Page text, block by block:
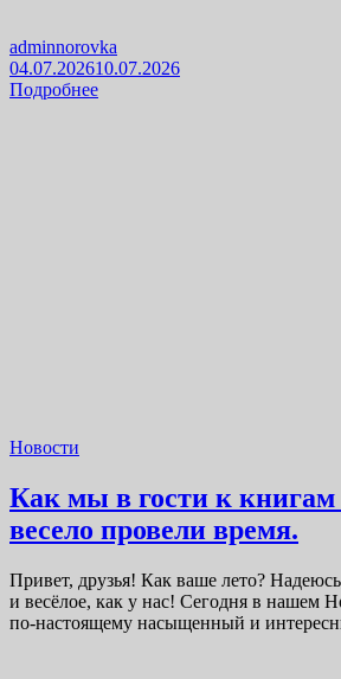
adminnorovka
04.07.202610.07.2026
Подробнее
Новости
Как мы в гости к книгам
весело провели время.
Привет, друзья! Как ваше лето?
и весёлое, как у нас! Сегодня в нашем
по-настоящему насыщенный и